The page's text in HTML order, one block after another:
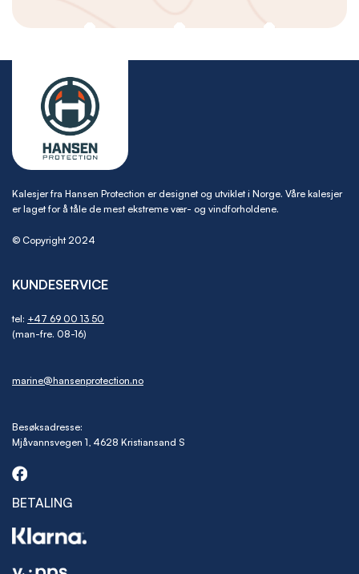
Kalesjer fra Hansen Protection er designet og utviklet i Norge. Våre kalesjer
er laget for å tåle de mest ekstreme vær- og vindforholdene.
© Copyright 2024
KUNDESERVICE
tel: +47 69 00 13 50
(man-fre. 08-16)
marine@hansenprotection.no
Besøksadresse:
Mjåvannsvegen 1, 4628 Kristiansand S
BETALING